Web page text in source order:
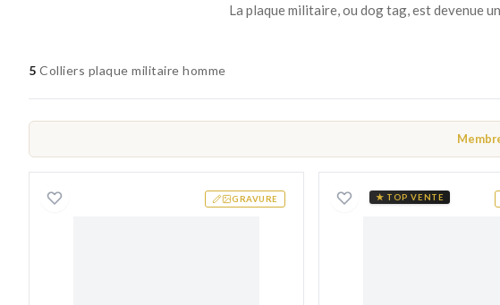
5 Colliers plaque militaire homme
GRAVURE
Collier plaque militaire acier gravable Tsilavo Strass
★ TOP VENTE